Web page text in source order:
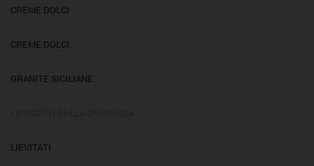
CREME DOLCI
CREME DOLCI
GRANITE SICILIANE
LIEVITATI